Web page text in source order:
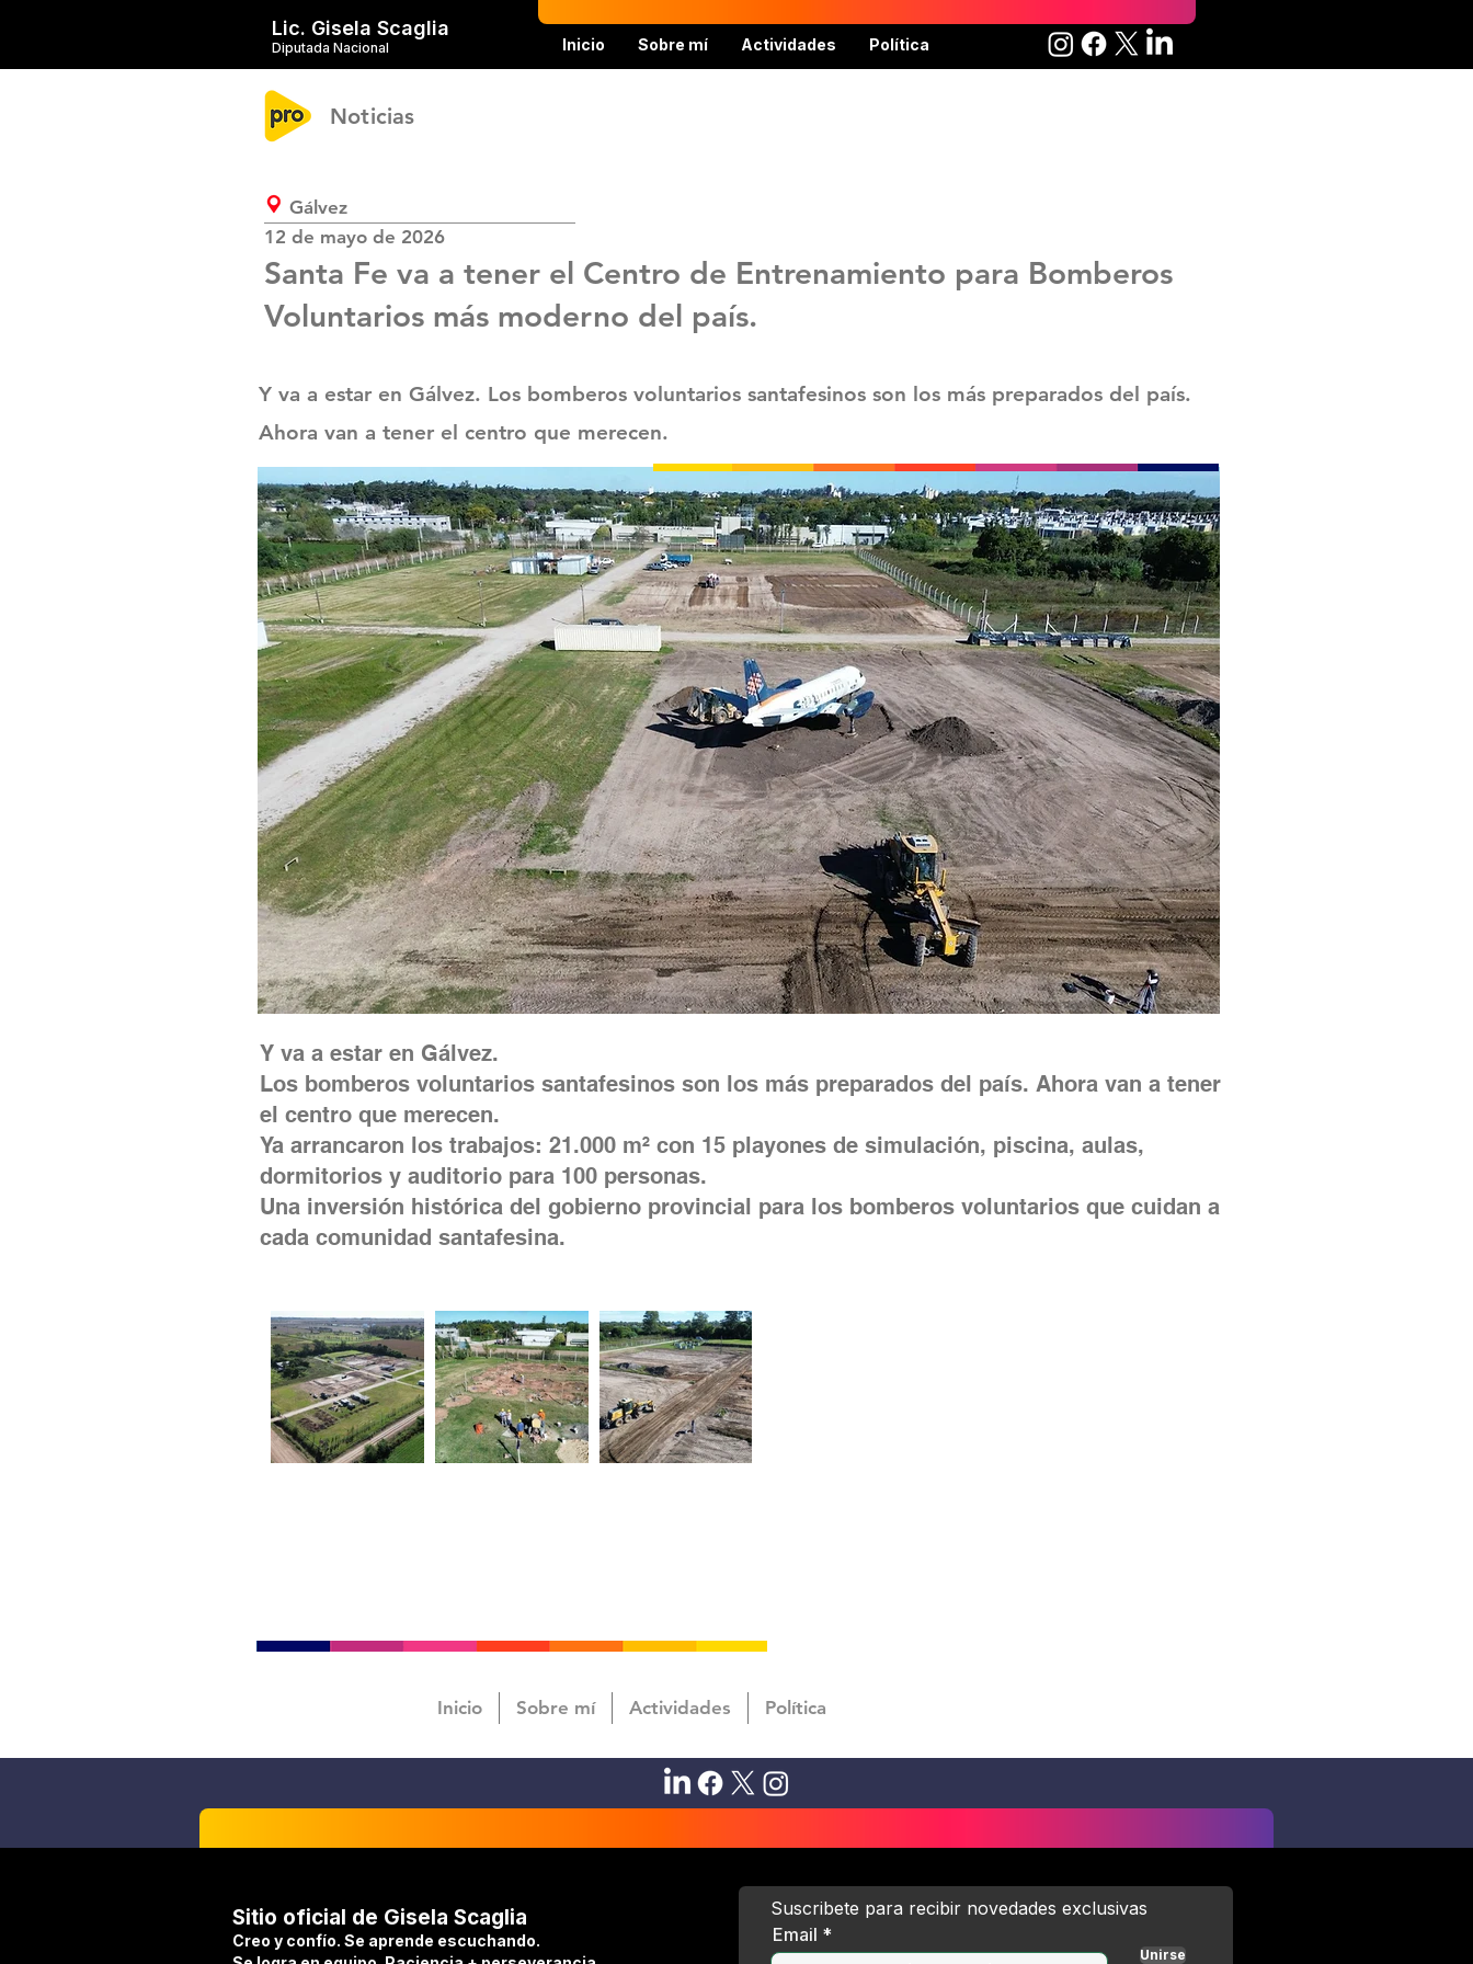
Diputada Nacional
Lic. Gisela Scaglia
Inicio Sobre mí Actividades Política
Noticias
Gálvez
12 de mayo de 2026
Santa Fe va a tener el Centro de Entrenamiento para Bomberos
Voluntarios más moderno del país.
Y va a estar en Gálvez. Los bomberos voluntarios santafesinos son los más preparados del país.
Ahora van a tener el centro que merecen.
Y va a estar en Gálvez.
Los bomberos voluntarios santafesinos son los más preparados del país. Ahora van a tener
el centro que merecen.
Ya arrancaron los trabajos: 21.000 m² con 15 playones de simulación, piscina, aulas,
dormitorios y auditorio para 100 personas.
Una inversión histórica del gobierno provincial para los bomberos voluntarios que cuidan a
cada comunidad santafesina.
Inicio Sobre mí Actividades Política
Sitio oficial de Gisela Scaglia
Creo y confío. Se aprende escuchando.
Suscribete para recibir novedades exclusivas
Email
Unirse